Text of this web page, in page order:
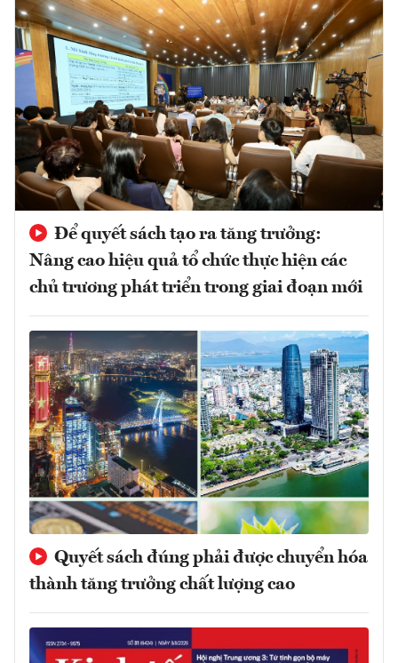
Để quyết sách tạo ra tăng trưởng:
Nâng cao hiệu quả tổ chức thực hiện các
chủ trương phát triển trong giai đoạn mới
Quyết sách đúng phải được chuyển hóa
thành tăng trưởng chất lượng cao